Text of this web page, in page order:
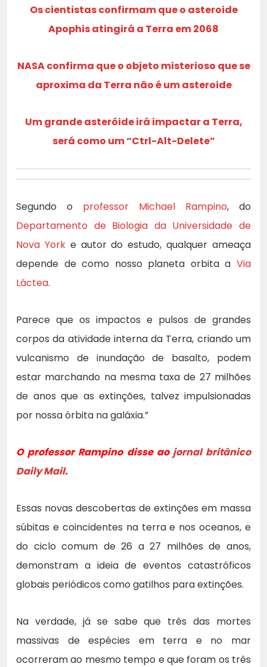
Os cientistas confirmam que o asteroide
Apophis atingirá a Terra em 2068
NASA confirma que o objeto misterioso que se
aproxima da Terra não é um asteroide
Um grande asteróide irá impactar a Terra,
será como um “Ctrl-Alt-Delete”
Segundo o professor Michael Rampino, do
Departamento de Biologia da Universidade de
Nova Yorke autor do estudo, qualquer ameaça
depende de como nosso planeta orbita a Via
Láctea.
Parece que os impactos e pulsos de grandes
corpos da atividade interna da Terra, criando um
vulcanismo de inundação de basalto, podem
estar marchando na mesma taxa de 27 milhões
de anos que as extinções, talvez impulsionadas
por nossa órbita na galáxia.”
O professor Rampino disse ao jornal britânico
Daily Mail.
Essas novas descobertas de extinções em massa
súbitas e coincidentes na terra e nos oceanos, e
do ciclo comum de 26 a 27 milhões de anos,
demonstram a ideia de eventos catastróficos
globais periódicos como gatilhos para extinções.
Na verdade, já se sabe que três das mortes
massivas de espécies em terra e no mar
ocorreram ao mesmo tempo e que foram os três